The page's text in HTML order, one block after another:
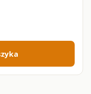
egzemy i